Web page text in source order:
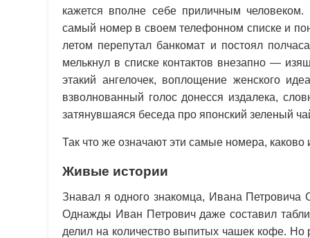
кажется вполне себе приличным
самый номер в своем телефонном списке и
летом перепутал банкомат и постоял
мелькнул в списке контактов внезапно —
этакий ангелочек, воплощение женского
взволнованный голос донесся издалека,
затянувшаяся беседа про японский зеленый
Так что же означают эти самые номера, каково
Живые истории
Знавал я одного знакомца, Ивана Петровича
Однажды Иван Петрович даже составил
делил на количество выпитых чашек кофе.